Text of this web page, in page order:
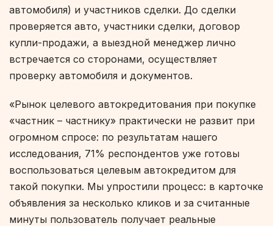
автомобиля) и участников сделки. До сделки
проверяется авто, участники сделки, договор
купли-продажи, а выездной менеджер лично
встречается со сторонами, осуществляет
проверку автомобиля и документов.
«Рынок целевого автокредитования при покупке
«частник – частнику» практически не развит при
огромном спросе: по результатам нашего
исследования, 71% респондентов уже готовы
воспользоваться целевым автокредитом для
такой покупки. Мы упростили процесс: в карточке
объявления за несколько кликов и за считанные
минуты пользователь получает реальные